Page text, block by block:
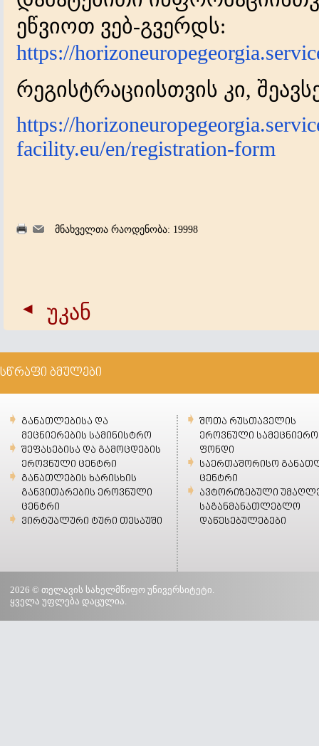
ეწვიოთ ვებ-გვერდს:
https://
რეგისტრაციისთვის კი,
https://
facility.eu/en/registration-form
მნახველთა რაოდენობა: 19998
უკან
სწრაფი ბმულები
განათლებისა და
მეცნიერების სამინისტრო
შეფასებისა და გამოცდების
ეროვნული ცენტრი
განათლების ხარისხის
განვითარების ეროვნული
ცენტრი
ვირტუალური ტური თესაუში
შოთა რუსთაველის
ეროვნული სამეცნიერო
ფონდი
საერთაშორისო
ცენტრი
ავტორიზებული
საგანმანათლებლო
დაწესებულებები
2026 © თელავის სახელმწიფო უნივერსიტეტი.
ყველა უფლება დაცულია.